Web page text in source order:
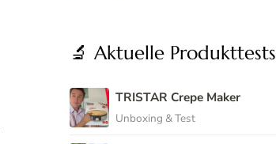
🔬 Aktuelle Produkttests
TRISTAR Crepe Maker
Unboxing & Test